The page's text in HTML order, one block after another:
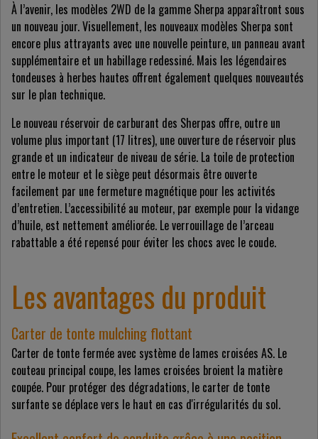
À l’avenir, les modèles 2WD de la gamme Sherpa apparaîtront sous
un nouveau jour. Visuellement, les nouveaux modèles Sherpa sont
encore plus attrayants avec une nouvelle peinture, un panneau avant
supplémentaire et un habillage redessiné. Mais les légendaires
tondeuses à herbes hautes offrent également quelques nouveautés
sur le plan technique.
Le nouveau réservoir de carburant des Sherpas offre, outre un
volume plus important (17 litres), une ouverture de réservoir plus
grande et un indicateur de niveau de série. La toile de protection
entre le moteur et le siège peut désormais être ouverte
facilement par une fermeture magnétique pour les activités
d’entretien. L’accessibilité au moteur, par exemple pour la vidange
d’huile, est nettement améliorée. Le verrouillage de l’arceau
rabattable a été repensé pour éviter les chocs avec le coude.
Les avantages du produit
Carter de tonte mulching flottant
Carter de tonte fermée avec système de lames croisées AS. Le
couteau principal coupe, les lames croisées broient la matière
coupée. Pour protéger des dégradations, le carter de tonte
surfante se déplace vers le haut en cas d'irrégularités du sol.